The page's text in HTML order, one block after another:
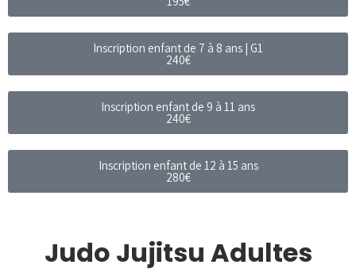
Inscription enfant de 7 à 8 ans | G1
240€
Inscription enfant de 9 à 11 ans
240€
Inscription enfant de 12 à 15 ans
280€
Judo Jujitsu Adultes